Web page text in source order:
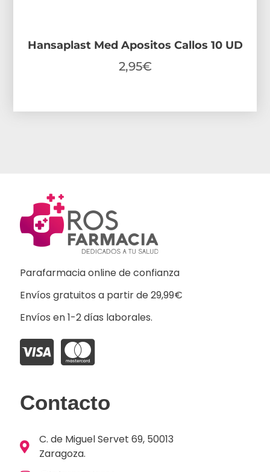
Hansaplast Med Apositos Callos 10 UD
2,95€
Parafarmacia online de confianza
Envíos gratuitos a partir de 29,99€
Envíos en 1-2 días laborales.
Contacto
C. de Miguel Servet 69, 50013
Zaragoza.